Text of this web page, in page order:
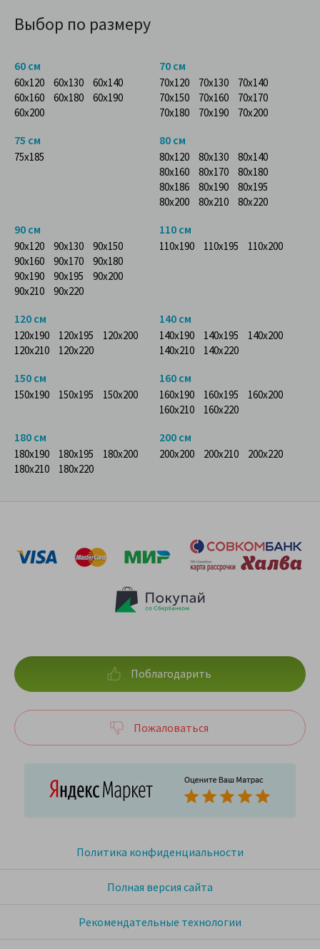
Выбор по размеру
60 см
60x120 60x130
60x140
60x160
60x180
60x190
60x200
70 см
70x120 70x130
70x140
70x150
70x160
70x170
70x180
70x190 70x200
75 см
75x185
80 см
80x120 80x130
80x140
80x160
80x170
80x180
80x186
80x190
80x195
80x200
80x210 80x220
90 см
90x120 90x130
90x150
90x160
90x170
90x180
90x190
90x195
90x200
90x210
90x220
110 см
110x190 110x195 110x200
120 см
120x190 120x195
120x200
120x210
120x220
140 см
140x190 140x195
140x200
140x210
140x220
150 см
150x190 150x195 150x200
160 см
160x190 160x195
160x200
160x210
160x220
180 см
180x190 180x195
180x200
180x210
180x220
200 см
200x200 200x210 200x220
Политика конфиденциальности
Полная версия сайта
Рекомендательные технологии
Поблагодарить
Пожаловаться